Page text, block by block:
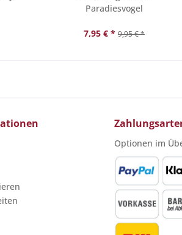
Paradiesvogel
7,95 € * 9,95 € *
Optionen im